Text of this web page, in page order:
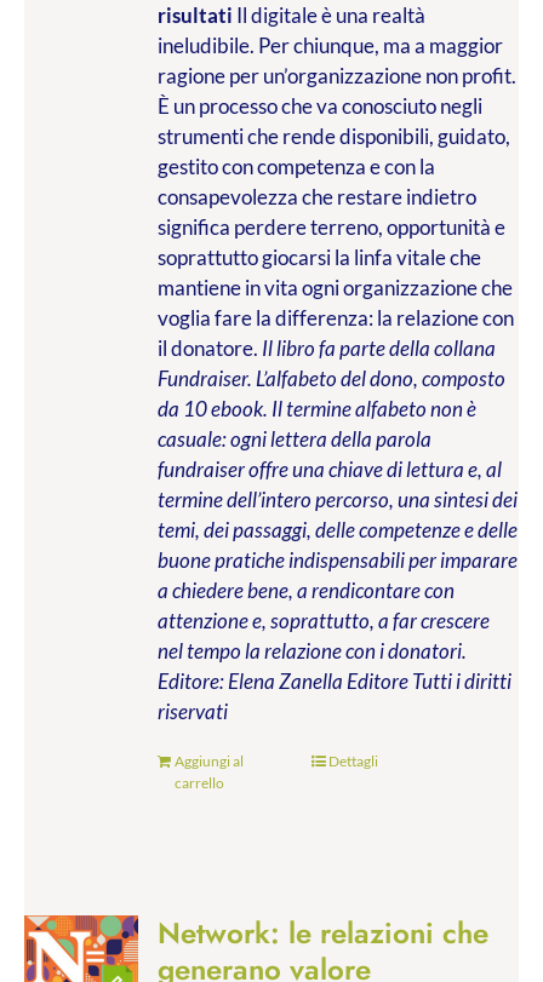
risultati Il digitale è una realtà
ineludibile. Per chiunque, ma a maggior
ragione per un’organizzazione non profit.
È un processo che va conosciuto negli
strumenti che rende disponibili, guidato,
gestito con competenza e con la
consapevolezza che restare indietro
significa perdere terreno, opportunità e
soprattutto giocarsi la linfa vitale che
mantiene in vita ogni organizzazione che
voglia fare la differenza: la relazione con
il donatore. Il libro fa parte della collana
Fundraiser. L’alfabeto del dono, composto
da 10 ebook. Il termine alfabeto non è
casuale: ogni lettera della parola
fundraiser offre una chiave di lettura e, al
termine dell’intero percorso, una sintesi dei
temi, dei passaggi, delle competenze e delle
buone pratiche indispensabili per imparare
a chiedere bene, a rendicontare con
attenzione e, soprattutto, a far crescere
nel tempo la relazione con i donatori.
Editore: Elena Zanella EditoreTutti i diritti
riservati
Aggiungi al
carrello
Dettagli
Network: le relazioni che
generano valore